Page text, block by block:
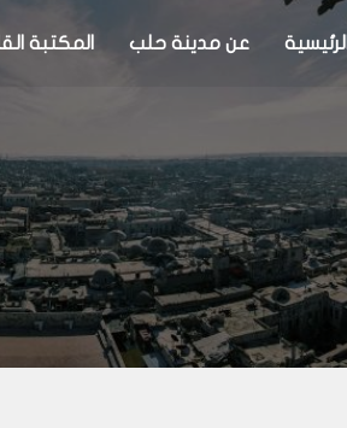
الرئيسية عن مدينة حلب المكتبة